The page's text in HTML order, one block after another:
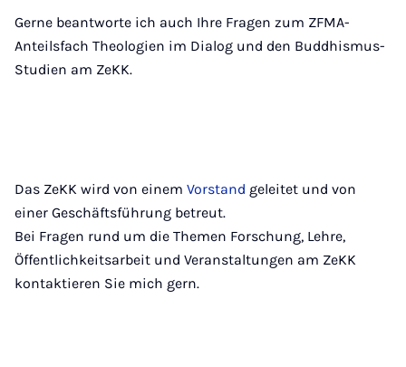
Gerne beantworte ich auch Ihre Fragen zum ZFMA-
Anteilsfach Theologien im Dialog und den Buddhismus-
Studien am ZeKK.
Das ZeKK wird von einem Vorstand geleitet und von
einer Geschäftsführung betreut.
Bei Fragen rund um die Themen Forschung, Lehre,
Öffentlichkeitsarbeit und Veranstaltungen am ZeKK
kontaktieren Sie mich gern.